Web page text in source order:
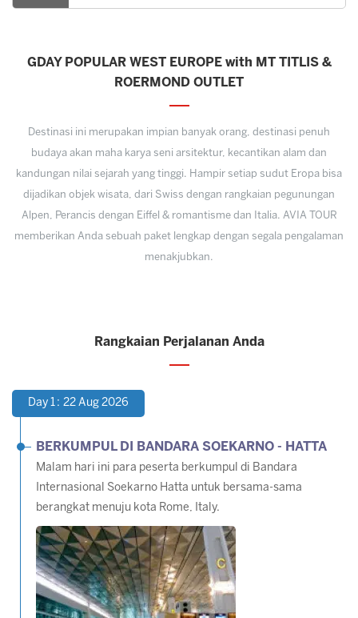
GDAY POPULAR WEST EUROPE with MT TITLIS &
ROERMOND OUTLET
Destinasi ini merupakan impian banyak orang, destinasi penuh
budaya akan maha karya seni arsitektur, kecantikan alam dan
kandungan nilai sejarah yang tinggi. Hampir setiap sudut Eropa bisa
dijadikan objek wisata, dari Swiss dengan rangkaian pegunungan
Alpen, Perancis dengan Eiffel & romantisme dan Italia. AVIA TOUR
memberikan Anda sebuah paket lengkap dengan segala pengalaman
menakjubkan.
Rangkaian Perjalanan Anda
Day 1 : 22 Aug 2026
BERKUMPUL DI BANDARA SOEKARNO - HATTA
Malam hari ini para peserta berkumpul di Bandara
Internasional Soekarno Hatta untuk bersama-sama
berangkat menuju kota Rome, Italy.